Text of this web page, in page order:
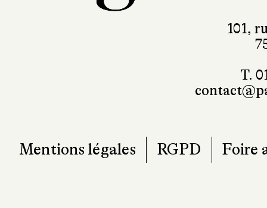
101,
T.
Mentions légales RGPD Foire